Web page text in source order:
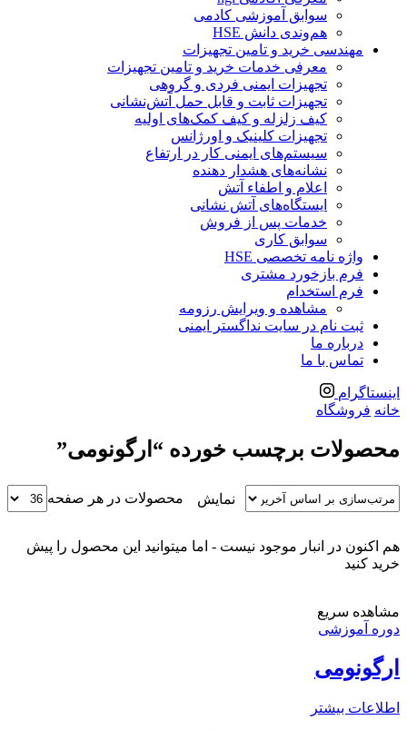
سوابق آموزشی کادمی
هم‌وندی دانش HSE
مهندسی خرید و تامین تجهیزات
معرفی خدمات خرید و تامین تجهیزات
تجهیزات ایمنی فردی و گروهی
تجهیزات ثابت و قابل حمل آتش‌نشانی
کیف زلزله و کیف کمک‌های اولیه
تجهیزات کلینیک و اورژانس
سیستم‌های ایمنی کار در ارتفاع
نشانه‌های هشدار دهنده
اعلام و اطفاء آتش
ایستگاه‌های آتش نشانی
خدمات پس از فروش
سوابق کاری
واژه نامه تخصصی HSE
فرم بازخورد مشتری
فرم استخدام
مشاهده و ویرایش رزومه
ثبت نام در سایت نداگستر ایمنی
درباره ما
تماس با ما
اینستاگرام
خانه فروشگاه
محصولات برچسب خورده “ارگونومی”
نمایش محصولات در هر صفحه
هم اکنون در انبار موجود نیست - اما میتوانید این محصول را پیش
خرید کنید
مشاهده سریع
دوره آموزشی
ارگونومی
اطلاعات بیشتر